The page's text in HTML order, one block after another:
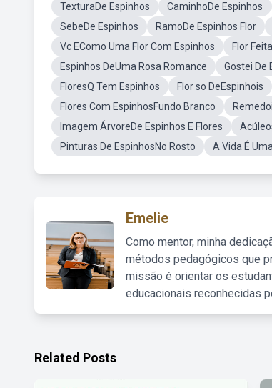
TexturaDe Espinhos
CaminhoDe Espinhos
SebeDe Espinhos
RamoDe Espinhos Flor
Vc EComo Uma Flor Com Espinhos
Flor
Espinhos DeUma Rosa Romance
Gostei De
FloresQ Tem Espinhos
Flor so DeEspinhois
Flores Com EspinhosFundo Branco
Imagem ÁrvoreDe Espinhos E Flores
Pinturas De EspinhosNo Rosto
A Vida É
Emelie
Como mentor, minha
métodos pedagógicos que
missão é orientar os
educacionais reconhecidas
Related Posts